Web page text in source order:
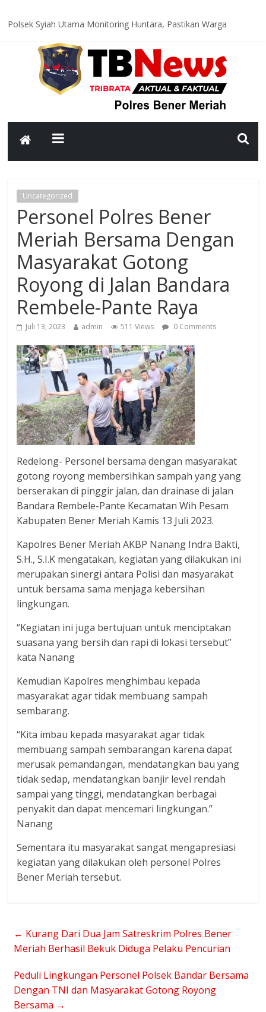
Polsek Syiah Utama Monitoring Huntara, Pastikan Warga
Patroli Malam Polsek Wih Pesam Intensifkan Antisipasi
Guantibmas, Warga Diimbau Jaga Keamanan Bersama
Bhabinkamtibmas Kampung Kerlang Intensifkan Sambang Desa,
Ajak Warga Tingkatkan Kewaspadaan dan Jaga Kamtibmas
Polsek Bandar Gelar Bakti Sosial Sambut HUT ke-81
Lalu Lintas Aman dan Lancar bagi Masyarakat
Uncategorized
Personel Polres Bener
Meriah Bersama Dengan
Masyarakat Gotong
Royong di Jalan Bandara
Rembele-Pante Raya
Juli 13, 2023 admin 511 Views 0 Comments
Redelong- Personel bersama dengan masyarakat
gotong royong membersihkan sampah yang yang
berserakan di pinggir jalan, dan drainase di jalan
Bandara Rembele-Pante Kecamatan Wih Pesam
Kabupaten Bener Meriah Kamis 13 Juli 2023.
Kapolres Bener Meriah AKBP Nanang Indra Bakti,
S.H., S.I.K mengatakan, kegiatan yang dilakukan ini
merupakan sinergi antara Polisi dan masyarakat
untuk bersama sama menjaga kebersihan
lingkungan.
“Kegiatan ini juga bertujuan untuk menciptakan
suasana yang bersih dan rapi di lokasi tersebut”
kata Nanang
Kemudian Kapolres menghimbau kepada
masyarakat agar tidak membuang sampah
sembarang.
“Kita imbau kepada masyarakat agar tidak
membuang sampah sembarangan karena dapat
merusak pemandangan, mendatangkan bau yang
tidak sedap, mendatangkan banjir level rendah
sampai yang tinggi, mendatangkan berbagai
penyakit dan dapat mencemari lingkungan.”
Nanang
Sementara itu masyarakat sangat mengapresiasi
kegiatan yang dilakukan oleh personel Polres
Bener Meriah tersebut.
← Kurang Dari Dua Jam Satreskrim Polres Bener
Meriah Berhasil Bekuk Diduga Pelaku Pencurian
Peduli Lingkungan Personel Polsek Bandar Bersama
Dengan TNI dan Masyarakat Gotong Royong
Bersama →